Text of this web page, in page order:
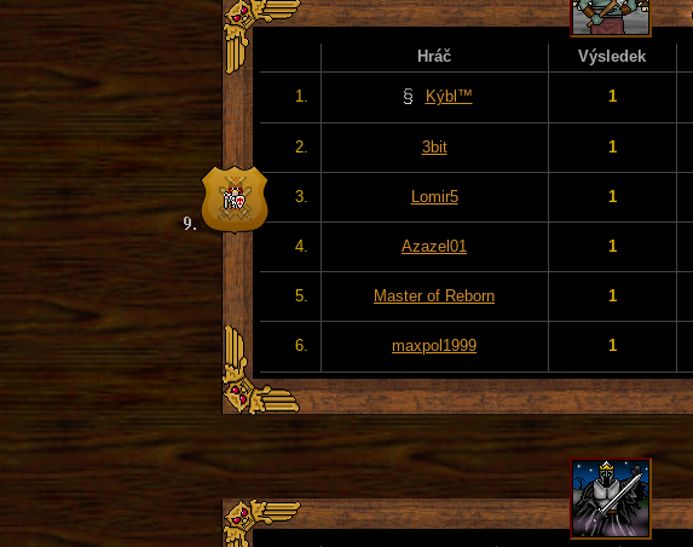
Hráč Výsledek
1. Kýbl™ 1
2. 3bit 1
3. Lomir5 1
4. Azazel01 1
5. Master of Reborn 1
6. maxpol1999 1